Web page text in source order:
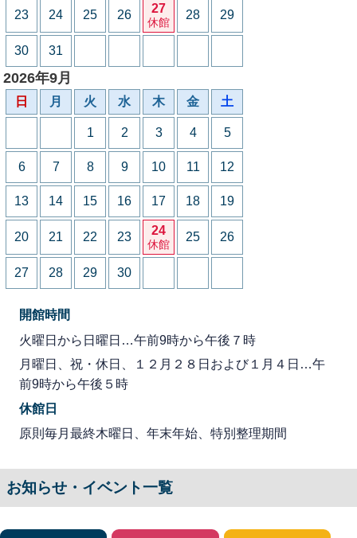
23 24 25 26 27
休館
28 29
30 31
2026年9月
日 月 火 水 木 金 土
1 2 3 4 5
6 7 8 9 10 11 12
13 14 15 16 17 18 19
20 21 22 23 24
休館
25 26
27 28 29 30
開館時間
火曜日から日曜日…午前9時から午後７時
月曜日、祝・休日、１２月２８日および１月４日…午
前9時から午後５時
休館日
原則毎月最終木曜日、年末年始、特別整理期間
お知らせ・イベント一覧